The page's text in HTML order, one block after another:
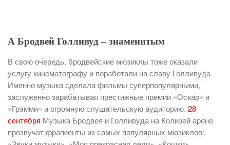
А Бродвей Голливуд – знаменитым
В свою очередь, бродвейские мюзиклы тоже оказали
услугу кинематографу и поработали на славу Голливуда.
Именно музыка сделала фильмы суперпопулярными,
заслуженно зарабатывая престижные премии «Оскар» и
«Грэмми» и огромную слушательскую аудиторию. 28
сентября Музыка Бродвея и Голливуда на Колизей арене
прозвучат фрагменты из самых популярных мюзиклов: